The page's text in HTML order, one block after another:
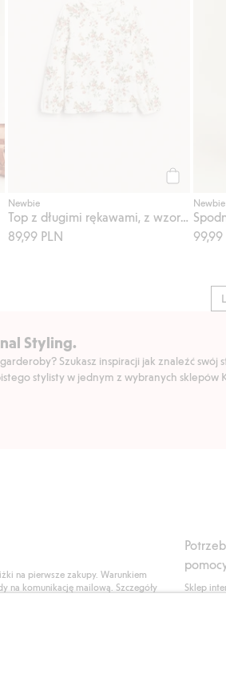
Newbie
Top z długimi rękawami, z wzorem w kwiaty
89,99 PLN
Newbie
99,99
Styling.
Szukasz inspiracji jak znaleźć swój
stylisty w jednym z wybranych sklepów
na pierwsze zakupy. Warunkiem
na komunikację mailową. Szczegóły
Sklep